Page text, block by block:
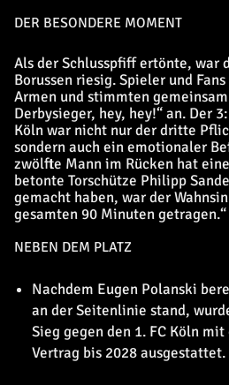
DER BESONDERE MOMENT
Als der Schlusspfiff ertönte, war
Borussen riesig. Spieler und
Armen und stimmten
Derbysieger, hey, hey!“ an. Der
Köln war nicht nur der dritte
sondern auch ein emotionaler
zwölfte Mann im Rücken hat
betonte Torschütze Philipp
gemacht haben, war der
gesamten 90 Minuten getragen.“
NEBEN DEM PLATZ
Nachdem Eugen Polanski
an der Seitenlinie stand,
Sieg gegen den 1. FC Köln
Vertrag bis 2028 ausgestattet.